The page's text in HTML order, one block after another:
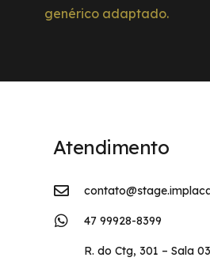
genérico adaptado.
Atendimento
47 99928-8399
R. do Ctg, 301 – Sala